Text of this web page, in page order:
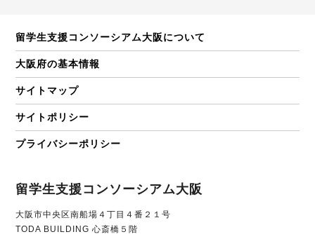
留学生支援コンソーシアム大阪について
大阪府の基本情報
サイトマップ
サイトポリシー
プライバシーポリシー
留学生支援コンソーシアム大阪
大阪市中央区南船場４丁目４番２１号
TODA BUILDING 心斎橋５階